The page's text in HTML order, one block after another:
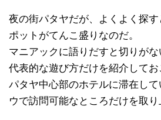
夜の街パタヤだが、よくよく探
ポットがてんこ盛りなのだ。
マニアックに語りだすと切りがな
代表的な遊び方だけを紹介してお
パタヤ中心部のホテルに滞在し
ウで訪問可能なところだけを取り